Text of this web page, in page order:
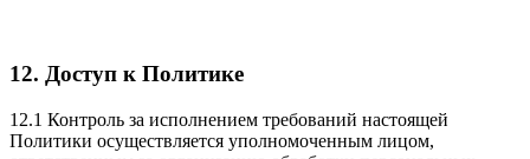
12. Доступ к Политике
12.1 Контроль за исполнением требований настоящей
Политики осуществляется уполномоченным лицом,